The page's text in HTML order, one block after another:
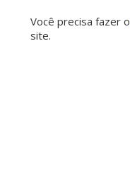
Você precisa fazer o
site.